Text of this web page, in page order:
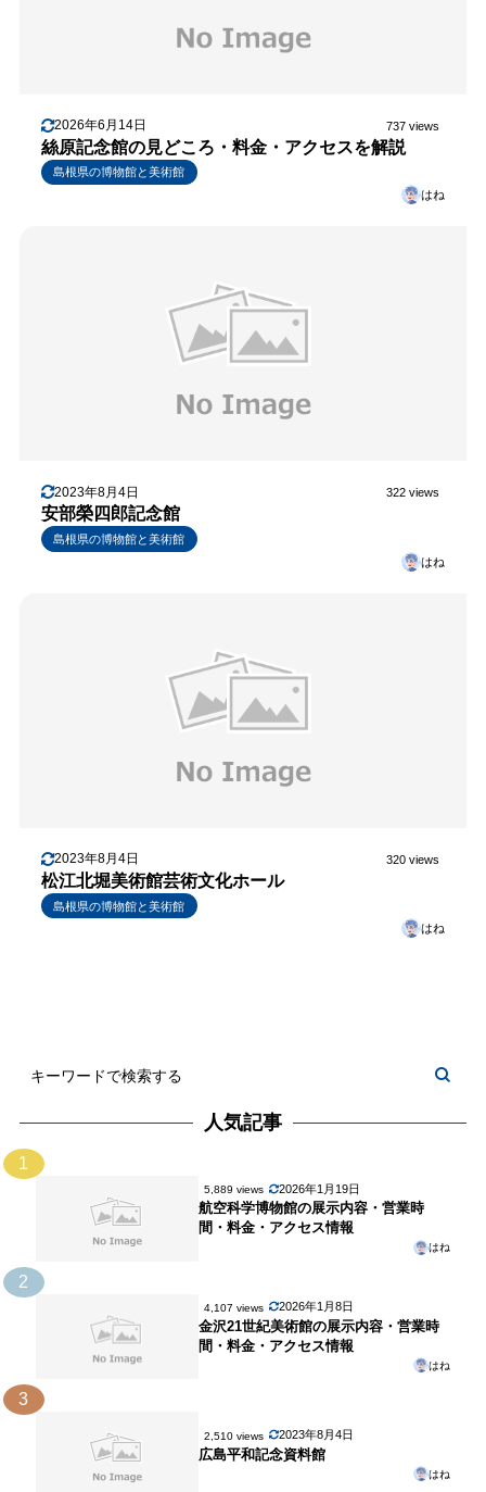
2026年6月14日 737 views
絲原記念館の見どころ・料金・アクセスを解説
島根県の博物館と美術館
はね
2023年8月4日 322 views
安部榮四郎記念館
島根県の博物館と美術館
はね
2023年8月4日 320 views
松江北堀美術館芸術文化ホール
島根県の博物館と美術館
はね
人気記事
1
5,889 views 2026年1月19日
航空科学博物館の展示内容・営業時
間・料金・アクセス情報
はね
2
4,107 views 2026年1月8日
金沢21世紀美術館の展示内容・営業時
間・料金・アクセス情報
はね
3
2,510 views 2023年8月4日
広島平和記念資料館
はね